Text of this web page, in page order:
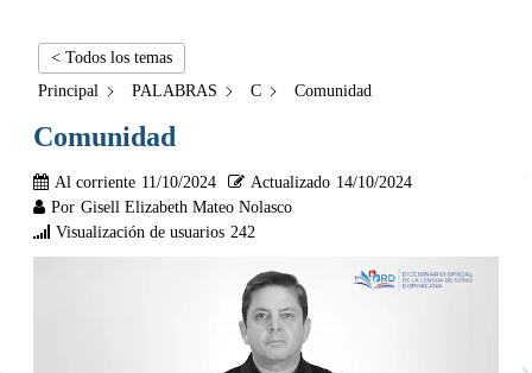
< Todos los temas
Principal
PALABRAS C Comunidad
Comunidad
Al corriente 11/10/2024 Actualizado 14/10/2024
Por Gisell Elizabeth Mateo Nolasco
Visualización de usuarios 242